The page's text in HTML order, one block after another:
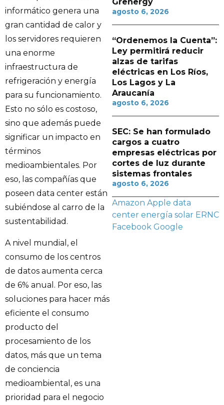
informático genera una
gran cantidad de calor y
los servidores requieren
una enorme
infraestructura de
refrigeración y energía
para su funcionamiento.
Esto no sólo es costoso,
sino que además puede
significar un impacto en
términos
medioambientales. Por
eso, las compañías que
poseen data center están
subiéndose al carro de la
sustentabilidad.
A nivel mundial, el
consumo de los centros
de datos aumenta cerca
de 6% anual. Por eso, las
soluciones para hacer más
eficiente el consumo
producto del
procesamiento de los
datos, más que un tema
de conciencia
medioambiental, es una
prioridad para el negocio
agosto 6, 2026
“Ordenemos la Cuenta”:
Ley permitirá reducir
alzas de tarifas
eléctricas en Los Ríos,
Los Lagos y La
Araucanía
agosto 6, 2026
SEC: Se han formulado
cargos a cuatro
empresas eléctricas por
cortes de luz durante
sistemas frontales
agosto 6, 2026
Amazon Apple data
center energía solar ERNC
Facebook Google